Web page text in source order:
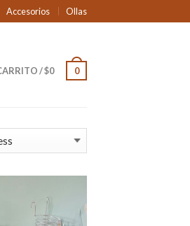
Accesorios Ollas
/$0 0